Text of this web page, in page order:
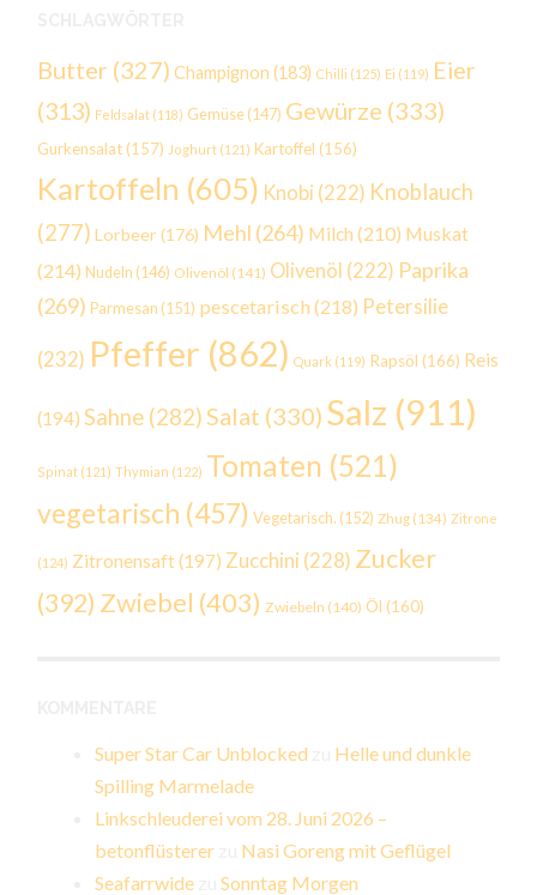
Butter (327) Champignon (183) Chilli (125) Ei (119) Eier
(313) Feldsalat (118) Gemüse (147) Gewürze (333)
Gurkensalat (157) Joghurt (121) Kartoffel (156)
Kartoffeln (605) Knobi (222) Knoblauch
(277) Lorbeer (176) Mehl (264) Milch (210) Muskat
(214) Nudeln (146) Olivenöl (141) Olivenöl (222) Paprika
(269) Parmesan (151) pescetarisch (218) Petersilie
(232) Pfeffer (862) Quark (119) Rapsöl (166) Reis
(194) Sahne (282)Salat (330) Salz (911)
Spinat (121) Thymian (122) Tomaten (521)
vegetarisch (457) Vegetarisch. (152) Zhug (134) Zitrone
(124) Zitronensaft(197) Zucchini (228) Zucker
(392) Zwiebel (403) Zwiebeln (140) Öl (160)
Super Star Car Unblocked
Helle und dunkle
Spilling Marmelade
Linkschleuderei vom 28. Juni 2026 –
betonflüsterer
Nasi Goreng mit Geflügel
Seafarrwide zuSonntag Morgen